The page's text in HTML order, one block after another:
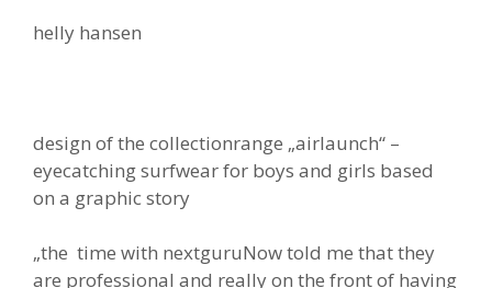
helly hansen
design of the collectionrange „airlaunch“ –
eyecatching surfwear for boys and girls based
on a graphic story
„the time with nextguruNow told me that they
are professional and really on the front of having